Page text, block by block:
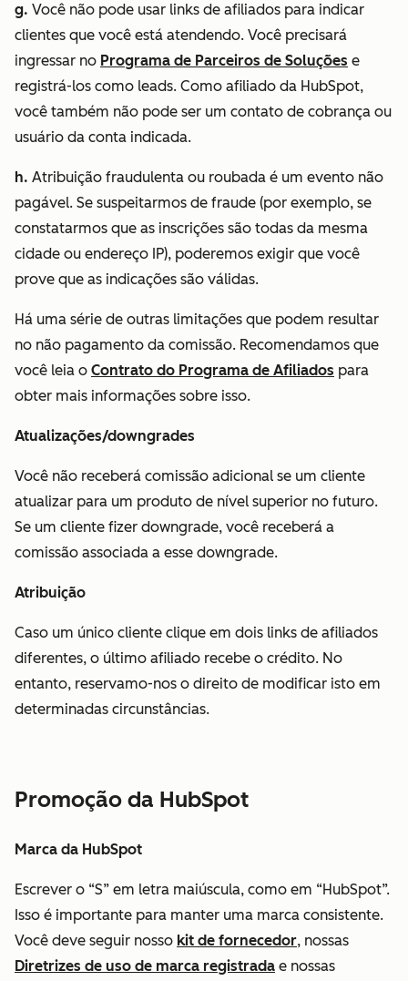
g. Você não pode usar links de afiliados para indicar
clientes que você está atendendo. Você precisará
ingressar no Programa de Parceiros de Soluções e
registrá-los como leads. Como afiliado da HubSpot,
você também não pode ser um contato de cobrança ou
usuário da conta indicada.
h. Atribuição fraudulenta ou roubada é um evento não
pagável. Se suspeitarmos de fraude (por exemplo, se
constatarmos que as inscrições são todas da mesma
cidade ou endereço IP), poderemos exigir que você
prove que as indicações são válidas.
Há uma série de outras limitações que podem resultar
no não pagamento da comissão. Recomendamos que
você leia o Contrato do Programa de Afiliados para
obter mais informações sobre isso.
Atualizações/downgrades
Você não receberá comissão adicional se um cliente
atualizar para um produto de nível superior no futuro.
Se um cliente fizer downgrade, você receberá a
comissão associada a esse downgrade.
Atribuição
Caso um único cliente clique em dois links de afiliados
diferentes, o último afiliado recebe o crédito. No
entanto, reservamo-nos o direito de modificar isto em
determinadas circunstâncias.
Promoção da HubSpot
Marca da HubSpot
Escrever o “S” em letra maiúscula, como em “HubSpot”.
Isso é importante para manter uma marca consistente.
Você deve seguir nosso kit de fornecedor, nossas
Diretrizes de uso de marca registrada e nossas